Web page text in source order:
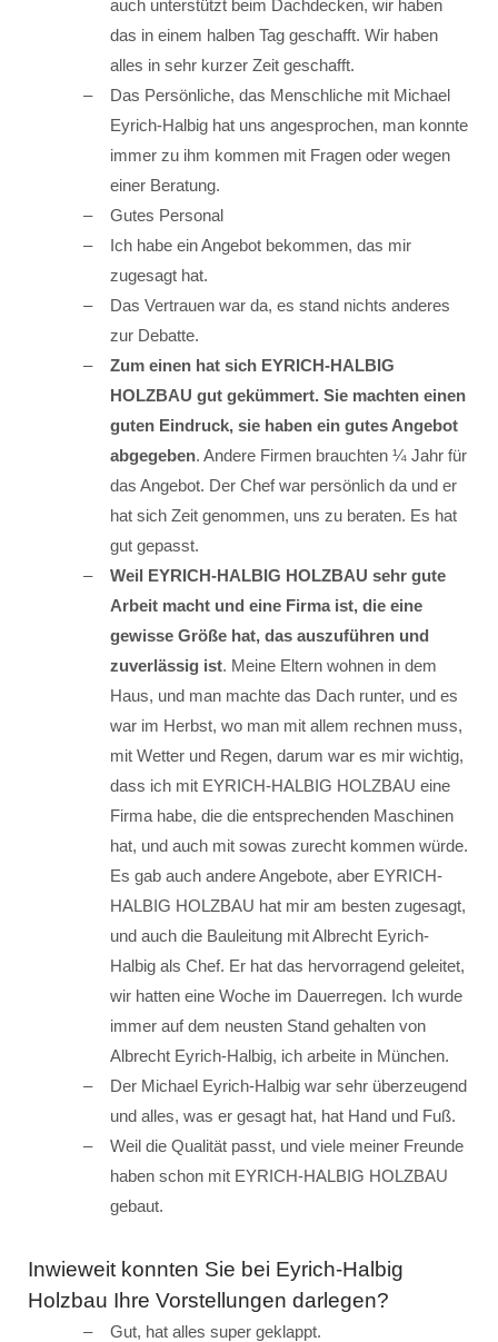
auch unterstützt beim Dachdecken, wir haben
das in einem halben Tag geschafft. Wir haben
alles in sehr kurzer Zeit geschafft.
Das Persönliche, das Menschliche mit Michael
Eyrich-Halbig hat uns angesprochen, man konnte
immer zu ihm kommen mit Fragen oder wegen
einer Beratung.
Gutes Personal
Ich habe ein Angebot bekommen, das mir
zugesagt hat.
Das Vertrauen war da, es stand nichts anderes
zur Debatte.
Zum einen hat sich EYRICH-HALBIG
HOLZBAU gut gekümmert. Sie machten einen
guten Eindruck, sie haben ein gutes Angebot
abgegeben. Andere Firmen brauchten ¼ Jahr für
das Angebot. Der Chef war persönlich da und er
hat sich Zeit genommen, uns zu beraten. Es hat
gut gepasst.
Weil EYRICH-HALBIG HOLZBAU sehr gute
Arbeit macht und eine Firma ist, die eine
gewisse Größe hat, das auszuführen und
zuverlässig ist. Meine Eltern wohnen in dem
Haus, und man machte das Dach runter, und es
war im Herbst, wo man mit allem rechnen muss,
mit Wetter und Regen, darum war es mir wichtig,
dass ich mit EYRICH-HALBIG HOLZBAU eine
Firma habe, die die entsprechenden Maschinen
hat, und auch mit sowas zurecht kommen würde.
Es gab auch andere Angebote, aber EYRICH-
HALBIG HOLZBAU hat mir am besten zugesagt,
und auch die Bauleitung mit Albrecht Eyrich-
Halbig als Chef. Er hat das hervorragend geleitet,
wir hatten eine Woche im Dauerregen. Ich wurde
immer auf dem neusten Stand gehalten von
Albrecht Eyrich-Halbig, ich arbeite in München.
Der Michael Eyrich-Halbig war sehr überzeugend
und alles, was er gesagt hat, hat Hand und Fuß.
Weil die Qualität passt, und viele meiner Freunde
haben schon mit EYRICH-HALBIG HOLZBAU
gebaut.
Inwieweit konnten Sie bei Eyrich-Halbig
Holzbau Ihre Vorstellungen darlegen?
Gut, hat alles super geklappt.